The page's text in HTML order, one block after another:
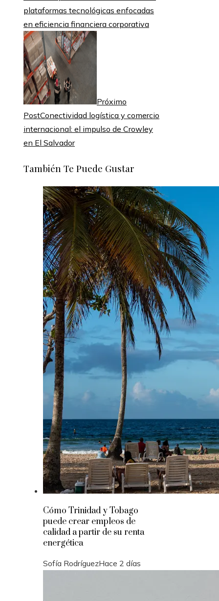
plataformas tecnológicas enfocadas
en eficiencia financiera corporativa
Próximo
PostConectividad logística y comercio
internacional: el impulso de Crowley
en El Salvador
También Te Puede Gustar
Cómo Trinidad y Tobago
puede crear empleos de
calidad a partir de su renta
energética
Sofía RodríguezHace 2 días